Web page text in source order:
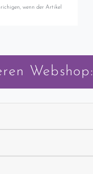
wenn der Artikel
Webshop: